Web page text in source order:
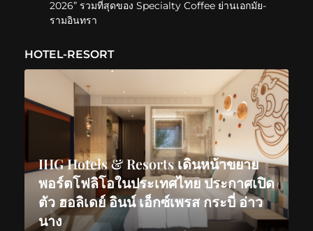
2026” รวมที่สุดของ Specialty Coffee ย่านเอกมัย-
รามอินทรา
HOTEL-RESORT
IHG Hotels & Resorts เดินหน้าขยาย
พอร์ตโฟลิโอในประเทศไทย ประกาศเปิด
ตัว ฮอลิเดย์ อินน์ เอ็กซ์เพรส กระบี่ อ่าว
นาง